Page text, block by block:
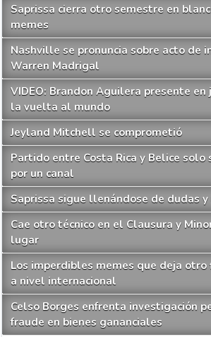
Saprissa cierra otro semestre en
memes
Nashville se pronuncia sobre acto de
Warren Madrigal
VIDEO: Brandon Aguilera presente
la vuelta al mundo
Jeyland Mitchell se comprometió
Partido entre Costa Rica y Belice solo
por un canal
Saprissa sigue llenándose de dudas y
Cae otro técnico en el Clausura y
lugar
Los imperdibles memes que deja otro
a nivel internacional
Celso Borges enfrenta investigación
fraude en bienes gananciales